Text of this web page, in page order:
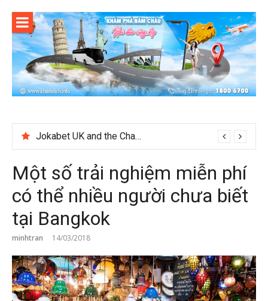
content
Jokabet UK and the Changing Expectations Around Slot Game Selection
Một số trải nghiệm miễn phí
có thể nhiều người chưa biết
tại Bangkok
minhtran 14/03/2018